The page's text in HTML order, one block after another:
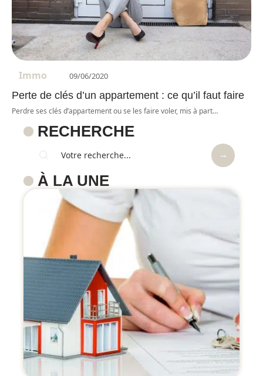
Immo 09/06/2020
Perte de clés d’un appartement : ce qu’il faut faire
Perdre ses clés d’appartement ou se les faire voler, mis à part…
RECHERCHE
À LA UNE